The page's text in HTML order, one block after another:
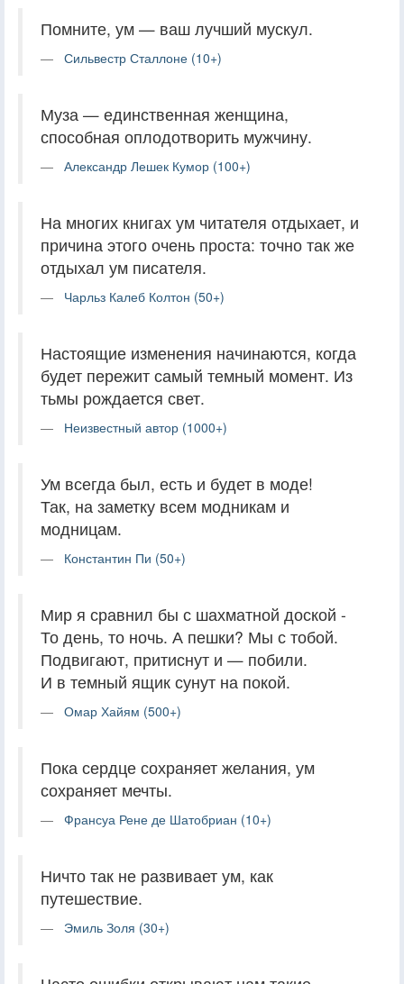
Помните, ум — ваш лучший мускул.
Сильвестр Сталлоне (10+)
Муза — единственная женщина,
способная оплодотворить мужчину.
Александр Лешек Кумор (100+)
На многих книгах ум читателя отдыхает, и
причина этого очень проста: точно так же
отдыхал ум писателя.
Чарльз Калеб Колтон (50+)
Настоящие изменения начинаются, когда
будет пережит самый темный момент. Из
тьмы рождается свет.
Неизвестный автор (1000+)
Ум всегда был, есть и будет в моде!
Так, на заметку всем модникам и
модницам.
Константин Пи (50+)
Мир я сравнил бы с шахматной доской -
То день, то ночь. А пешки? Мы с тобой.
Подвигают, притиснут и — побили.
И в темный ящик сунут на покой.
Омар Хайям (500+)
Пока сердце сохраняет желания, ум
сохраняет мечты.
Франсуа Рене де Шатобриан (10+)
Ничто так не развивает ум, как
путешествие.
Эмиль Золя (30+)